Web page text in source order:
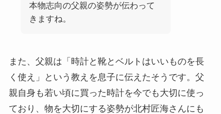
本物志向の父親の姿勢が伝わって
きますね。
また、父親は「時計と靴とベルトはいいものを長
く使え」という教えを息子に伝えたそうです。父
親自身も若い頃に買った時計を今でも大切に使っ
ており、物を大切にする姿勢が北村匠海さんにも